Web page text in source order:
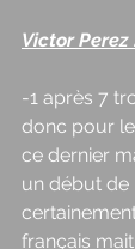
Victor Perez
-1 après 7
donc pour
ce dernier
un début de
français